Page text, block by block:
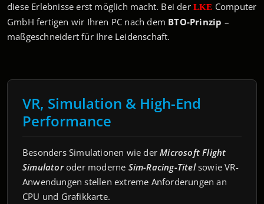
diese Erlebnisse erst möglich macht. Bei derLKE Computer
GmbH fertigen wir Ihren PC nach dem BTO-Prinzip –
maßgeschneidert für Ihre Leidenschaft.
VR, Simulation & High-End
Performance
Besonders Simulationen wie derMicrosoft Flight
Simulatoroder moderne Sim-Racing-Titelsowie VR-
Anwendungen stellen extreme Anforderungen an
CPU und Grafikkarte.